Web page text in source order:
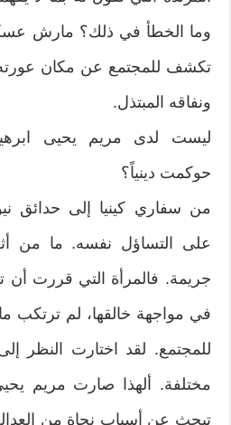
وما الخطأ في ذلك؟ مارش
تكشف للمجتمع عن مكان عورته
ونفاقه المبتذل.
ليست لدى مريم يحيى
حوكمت دينياً؟
من سفاري كينيا إلى حدائق
على التساؤل نفسه. ما من
جريمة. فالمرأة التي قررت
في مواجهة خالقها، لم ترتكب
للمجتمع. لقد اختارت النظر
مختلفة. ألهذا صارت مريم
تبحث عن أسباب نجاة من